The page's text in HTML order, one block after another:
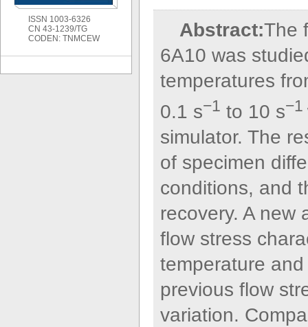
Abstract:The
6A10 was
temperatures
0.1 s−1 to 10 s−1
simulator. The
of specimen
conditions, and
recovery. A new
flow stress
temperature
previous flow
variation.
ISSN 1003-6326
CN 43-1239/TG
CODEN: TNMCEW